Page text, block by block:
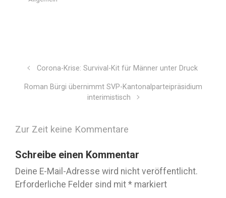
Corona-Krise: Survival-Kit für Männer unter Druck
Roman Bürgi übernimmt SVP-Kantonalparteipräsidium
interimistisch
Zur Zeit keine Kommentare
Schreibe einen Kommentar
Deine E-Mail-Adresse wird nicht veröffentlicht.
Erforderliche Felder sind mit * markiert